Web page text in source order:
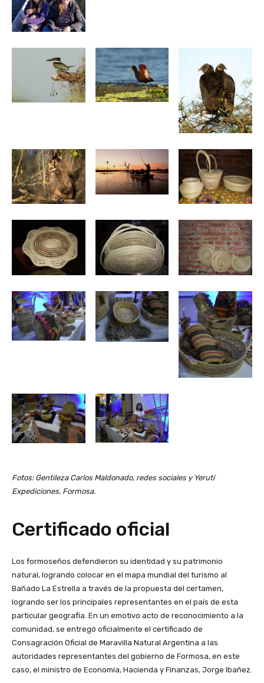
Fotos: Gentileza Carlos Maldonado, redes sociales y Yerutí
Expediciones, Formosa.
Certificado oficial
Los formoseños defendieron su identidad y su patrimonio
natural, logrando colocar en el mapa mundial del turismo al
Bañado La Estrella a través de la propuesta del certamen,
logrando ser los principales representantes en el país de esta
particular geografía. En un emotivo acto de reconocimiento a la
comunidad, se entregó oficialmente el certificado de
Consagración Oficial de Maravilla Natural Argentina a las
autoridades representantes del gobierno de Formosa, en este
caso, el ministro de Economía, Hacienda y Finanzas, Jorge Ibañez.